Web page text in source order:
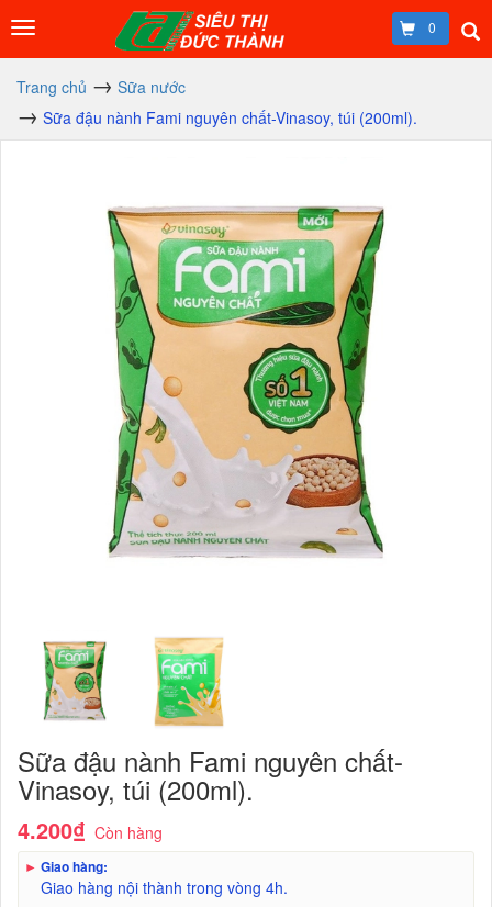
0
Trang chủ
Sữa nước
Sữa đậu nành Fami nguyên chất-Vinasoy, túi (200ml).
Sữa đậu nành Fami nguyên chất-
Vinasoy, túi (200ml).
4.200₫ Còn hàng
► Giao hàng:
Giao hàng nội thành trong vòng 4h.